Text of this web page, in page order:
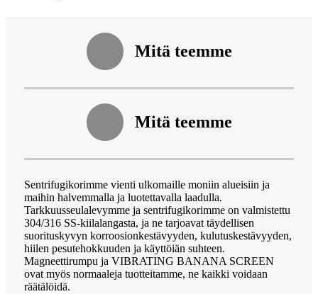
Mitä teemme
Mitä teemme
Sentrifugikorimme vienti ulkomaille moniin alueisiin ja
maihin halvemmalla ja luotettavalla laadulla.
Tarkkuusseulalevymme ja sentrifugikorimme on valmistettu
304/316 SS-kiilalangasta, ja ne tarjoavat täydellisen
suorituskyvyn korroosionkestävyyden, kulutuskestävyyden,
hiilen pesutehokkuuden ja käyttöiän suhteen.
Magneettirumpu ja VIBRATING BANANA SCREEN
ovat myös normaaleja tuotteitamme, ne kaikki voidaan
räätälöidä.